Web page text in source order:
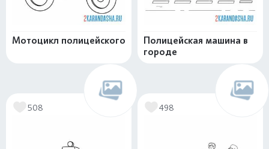
Мотоцикл полицейского
Полицейская машина в
городе
508 498